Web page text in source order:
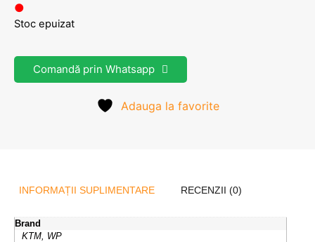
●
Stoc epuizat
Comandă prin Whatsapp
Adauga la favorite
INFORMAȚII SUPLIMENTARE RECENZII (0)
Brand
KTM, WP